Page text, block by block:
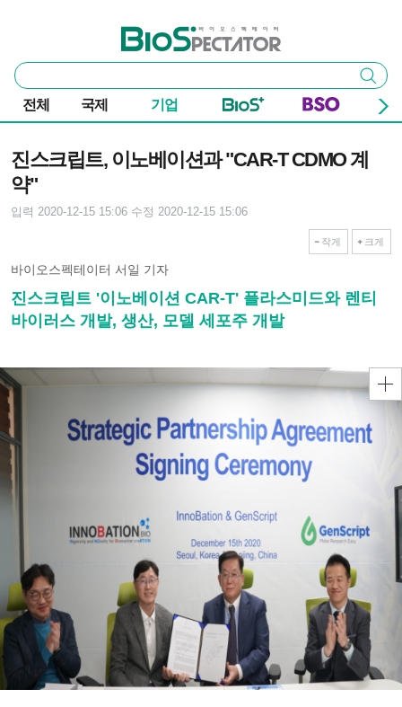
바이오스펙테이터
통
합
검
색
검색
전체 국제 기업
진스크립트, 이노베이션과 "CAR-T CDMO 계
약"
입력 2020-12-15 15:06 수정 2020-12-15 15:06
작게 크게
바이오스펙테이터 서일 기자
진스크립트 '이노베이션 CAR-T' 플라스미드와 렌티
바이러스 개발, 생산, 모델 세포주 개발